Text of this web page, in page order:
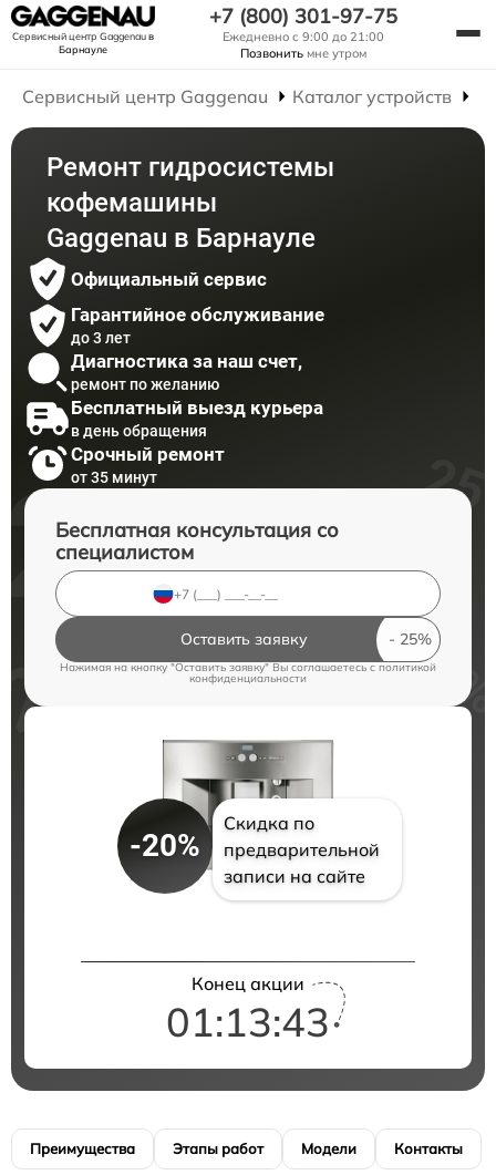
Сервисный центр Gaggenauв
Барнауле
+7 (800) 301-97-75
Ежедневно с 9:00 до 21:00
Позвонить мне утром
Сервисный центр Gaggenau Каталог устройств
Ремонт гидросистемы
кофемашины
Gaggenau в Барнауле
Официальный сервис
Гарантийное обслуживание
до 3 лет
Диагностика за наш счет,
ремонт по желанию
Бесплатный выезд курьера
в день обращения
Срочный ремонт
от 35 минут
Бесплатная консультация со
специалистом
Оставить заявку
Нажимая на кнопку "Оставить заявку" Вы соглашаетесь cполитикой
конфиденциальности
-20%
Скидка по
предварительной
записи на сайте
Конец акции
01:13:41
Преимущества Этапы работ Модели Контакты